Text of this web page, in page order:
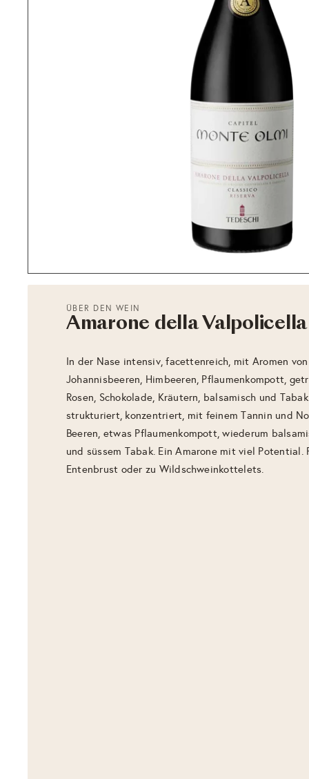
ÜBER DEN WEIN
Amarone della
In der Nase intensiv, facettenreich, mit Aromen
Johannisbeeren, Himbeeren, Pflaumenkompott,
Rosen, Schokolade, Kräutern, balsamisch und
strukturiert, konzentriert, mit feinem Tannin und
Beeren, etwas Pflaumenkompott, wiederum
und süssem Tabak. Ein Amarone mit viel Potential.
Entenbrust oder zu Wildschweinkottelets.